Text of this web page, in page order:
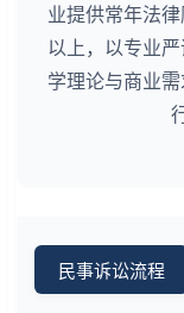
业提供常年法
以上，以专业
学理论与商业
民事诉讼流程